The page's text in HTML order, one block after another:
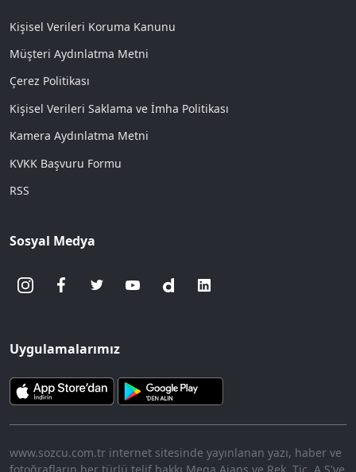
Kişisel Verileri Koruma Kanunu
Müşteri Aydınlatma Metni
Çerez Politikası
Kişisel Verileri Saklama ve İmha Politikası
Kamera Aydınlatma Metni
KVKK Başvuru Formu
RSS
Sosyal Medya
Uygulamalarımız
www.sozcu.com.tr internet sitesinde yayınlanan yazı, haber ve